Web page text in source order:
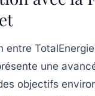
entre
une
objectifs